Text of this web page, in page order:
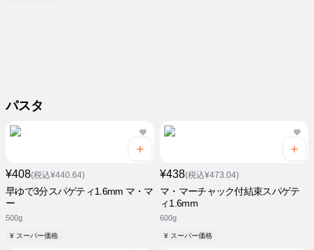
パスタ
¥408(税込¥440.64)
早ゆで3分スパゲティ1.6mm マ・マ
ー
500g
¥ スーパー価格
¥438(税込¥473.04)
マ・マーチャック付結束スパゲテ
ィ1.6mm
600g
¥ スーパー価格